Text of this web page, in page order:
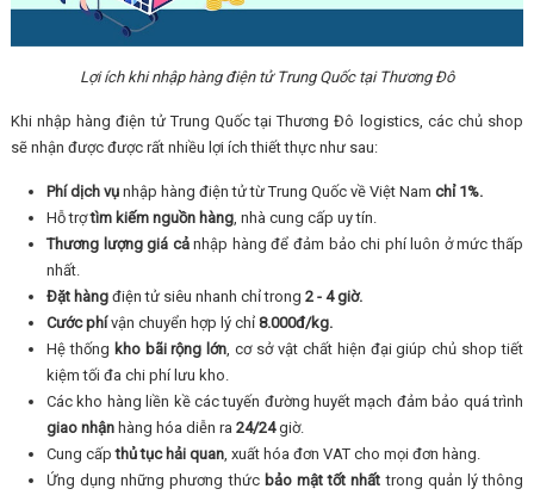
Lợi ích khi nhập hàng điện tử Trung Quốc tại Thương Đô
Khi nhập hàng điện tử Trung Quốc tại Thương Đô logistics, các chủ shop
sẽ nhận được được rất nhiều lợi ích thiết thực như sau:
Phí dịch vụnhập hàng điện tử từ Trung Quốc về Việt Nam chỉ 1%.
Hỗ trợtìm kiếm nguồn hàng, nhà cung cấp uy tín.
Thương lượng giá cảnhập hàng để đảm bảo chi phí luôn ở mức thấp
nhất.
Đặt hàng điện tử siêu nhanh chỉ trong 2 - 4 giờ.
Cước phívận chuyển hợp lý chỉ8.000đ/kg.
Hệ thống kho bãi rộng lớn , cơ sở vật chất hiện đại giúp chủ shop tiết
kiệm tối đa chi phí lưu kho.
Các kho hàng liền kề các tuyến đường huyết mạch đảm bảo quá trình
giao nhậnhàng hóa diễn ra 24/24giờ.
Cung cấpthủ tục hải quan, xuất hóa đơn VAT cho mọi đơn hàng.
Ứng dụng những phương thức bảo mật tốt nhất trong quản lý thông